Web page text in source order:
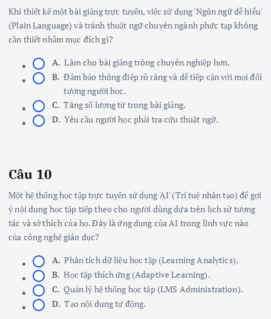
Khi thiết kế một bài giảng trực tuyến, việc sử dụng 'Ngôn ngữ dễ hiểu'
(Plain Language) và tránh thuật ngữ chuyên ngành phức tạp không
cần thiết nhằm mục đích gì?
A. Làm cho bài giảng trông chuyên nghiệp hơn.
B. Đảm bảo thông điệp rõ ràng và dễ tiếp cận với mọi đối
tượng người học.
C. Tăng số lượng từ trong bài giảng.
D. Yêu cầu người học phải tra cứu thuật ngữ.
Câu 10
Một hệ thống học tập trực tuyến sử dụng 'AI' (Trí tuệ nhân tạo) để gợi
ý nội dung học tập tiếp theo cho người dùng dựa trên lịch sử tương
tác và sở thích của họ. Đây là ứng dụng của AI trong lĩnh vực nào
của công nghệ giáo dục?
A. Phân tích dữ liệu học tập (Learning Analytics).
B. Học tập thích ứng (Adaptive Learning).
C. Quản lý hệ thống học tập (LMS Administration).
D. Tạo nội dung tự động.